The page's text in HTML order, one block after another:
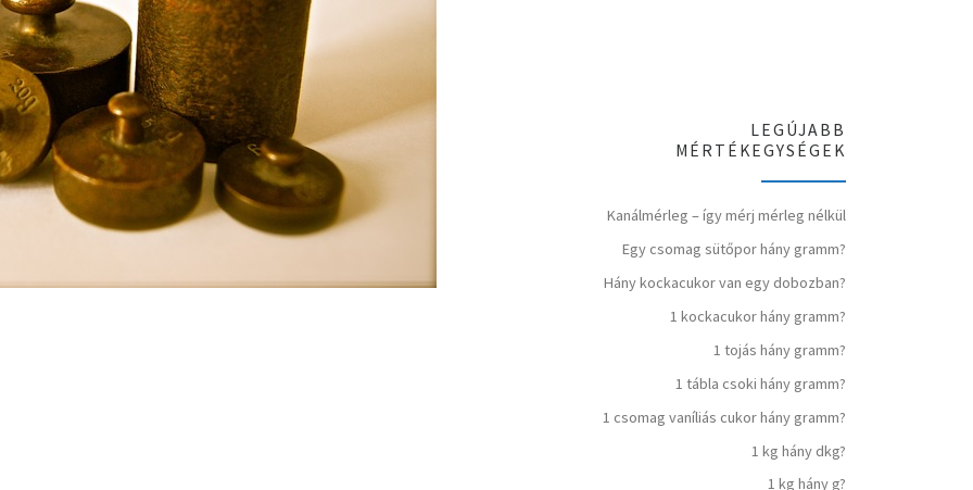
LEGÚJABB
MÉRTÉKEGYSÉGEK
Kanálmérleg – így mérj mérleg nélkül
Egy csomag sütőpor hány gramm?
Hány kockacukor van egy dobozban?
1 kockacukor hány gramm?
1 tojás hány gramm?
1 tábla csoki hány gramm?
1 csomag vaníliás cukor hány gramm?
1 kg hány dkg?
1 kg hány g?